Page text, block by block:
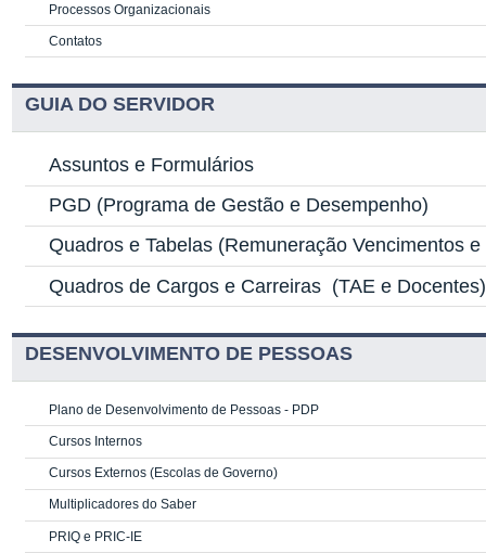
Processos Organizacionais
Contatos
GUIA DO SERVIDOR
Assuntos e Formulários
PGD (Programa de Gestão e Desempenho)
Quadros e Tabelas (Remuneração Vencimentos
Quadros de Cargos e Carreiras (TAE e Docentes)
DESENVOLVIMENTO DE PESSOAS
Plano de Desenvolvimento de Pessoas - PDP
Cursos Internos
Cursos Externos (Escolas de Governo)
Multiplicadores do Saber
PRIQ e PRIC-IE